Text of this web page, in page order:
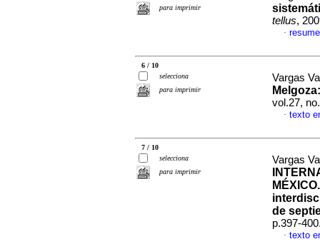
para imprimir
tellus,
·
6 / 10
selecciona
para imprimir
Vargas
Melgoza
vol.27,
· texto
7 / 10
selecciona
para imprimir
Vargas
de
p.397-
· texto